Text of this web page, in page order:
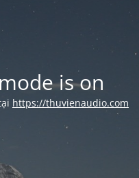
is on
https://thuvienaudio.com